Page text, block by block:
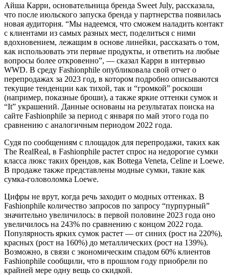
Айша Карри, основательница бренда Sweet July, рассказала,
что после июльского запуска бренда у партнерства появилась
новая аудитория. “Мы надеемся, что сможем наладить контакт
с клиентами из самых разных мест, поделиться с ними
вдохновением, лежащим в основе линейки, рассказать о том,
как использовать эти первые продукты, и ответить на любые
вопросы более откровенно”, — сказал Карри в интервью
WWD. В среду Fashionphile опубликовала свой отчет о
перепродажах за 2023 год, в котором подробно описываются
текущие тенденции как тихой, так и “громкой” роскоши
(например, показные броши), а также яркие оттенки сумок и
“It” украшений. Данные основаны на результатах поиска на
сайте Fashionphile за период с января по май этого года по
сравнению с аналогичным периодом 2022 года.
Судя по сообщениям с площадок для перепродажи, таких как
The RealReal, в Fashionphile растет спрос на недорогие сумки
класса люкс таких брендов, как Bottega Veneta, Celine и Loewe.
В продаже также представлены модные сумки, такие как
сумка-головоломка Loewe.
Цифры не врут, когда речь заходит о модных оттенках. В
Fashionphile количество запросов по запросу “пурпурный”
значительно увеличилось: в первой половине 2023 года оно
увеличилось на 243% по сравнению с концом 2022 года.
Популярность ярких сумок растет — от синих (рост на 220%),
красных (рост на 160%) до металлических (рост на 139%).
Возможно, в связи с экономическим спадом 60% клиентов
Fashionphile сообщили, что в прошлом году приобрели по
крайней мере одну вещь со скидкой.